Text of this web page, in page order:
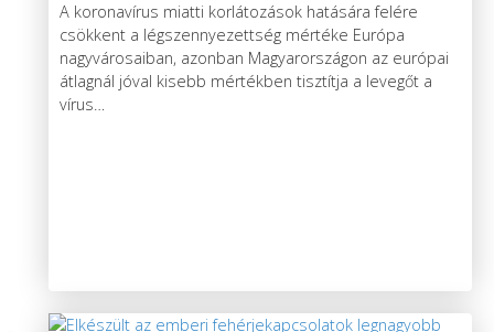
A koronavírus miatti korlátozások hatására felére
csökkent a légszennyezettség mértéke Európa
nagyvárosaiban, azonban Magyarországon az európai
átlagnál jóval kisebb mértékben tisztítja a levegőt a
vírus…